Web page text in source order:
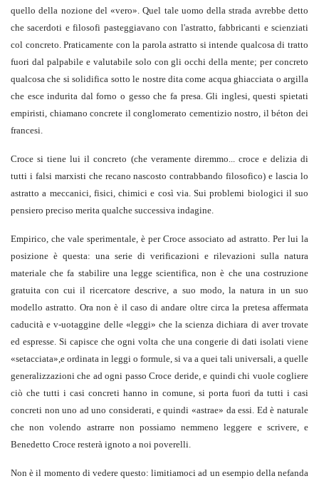
quello della nozione del «vero». Quel tale uomo della strada avrebbe detto
che sacerdoti e filosofi pasteggiavano con l'astratto, fabbricanti e scienziati
col concreto. Praticamente con la parola astratto si intende qualcosa di tratto
fuori dal palpabile e valutabile solo con gli occhi della mente; per concreto
qualcosa che si solidifica sotto le nostre dita come acqua ghiacciata o argilla
che esce indurita dal forno o gesso che fa presa. Gli inglesi, questi spietati
empiristi, chiamano concrete il conglomerato cementizio nostro, il béton dei
francesi.
Croce si tiene lui il concreto (che veramente diremmo... croce e delizia di
tutti i falsi marxisti che recano nascosto contrabbando filosofico) e lascia lo
astratto a meccanici, fisici, chimici e così via. Sui problemi biologici il suo
pensiero preciso merita qualche successiva indagine.
Empirico, che vale sperimentale, è per Croce associato ad astratto. Per lui la
posizione è questa: una serie di verificazioni e rilevazioni sulla natura
materiale che fa stabilire una legge scientifica, non è che una costruzione
gratuita con cui il ricercatore descrive, a suo modo, la natura in un suo
modello astratto. Ora non è il caso di andare oltre circa la pretesa affermata
caducità e v-uotaggine delle «leggi» che la scienza dichiara di aver trovate
ed espresse. Si capisce che ogni volta che una congerie di dati isolati viene
«setacciata»,e ordinata in leggi o formule, si va a quei tali universali, a quelle
generalizzazioni che ad ogni passo Croce deride, e quindi chi vuole cogliere
ciò che tutti i casi concreti hanno in comune, si porta fuori da tutti i casi
concreti non uno ad uno considerati, e quindi «astrae» da essi. Ed è naturale
che non volendo astrarre non possiamo nemmeno leggere e scrivere, e
Benedetto Croce resterà ignoto a noi poverelli.
Non è il momento di vedere questo: limitiamoci ad un esempio della nefanda